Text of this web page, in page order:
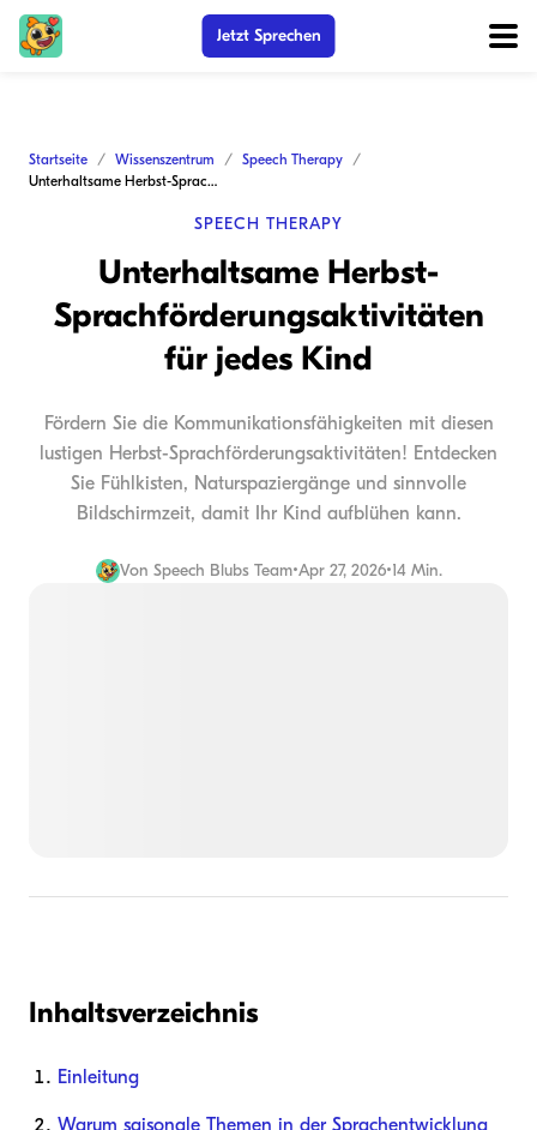
Jetzt Sprechen
Startseite Wissenszentrum
Speech Therapy
Unterhaltsame Herbst-Sprachförderungsaktivitäten für jedes Kind
SPEECH THERAPY
Unterhaltsame Herbst-
Sprachförderungsaktivitäten
für jedes Kind
Fördern Sie die Kommunikationsfähigkeiten mit diesen
lustigen Herbst-Sprachförderungsaktivitäten! Entdecken
Sie Fühlkisten, Naturspaziergänge und sinnvolle
Bildschirmzeit, damit Ihr Kind aufblühen kann.
Von Speech Blubs Team•Apr 27, 2026•14 Min.
Inhaltsverzeichnis
Einleitung
Warum saisonale Themen in der Sprachentwicklung